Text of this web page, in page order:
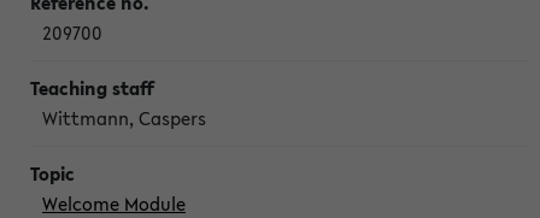
209700
Wittmann, Caspers
Welcome Module